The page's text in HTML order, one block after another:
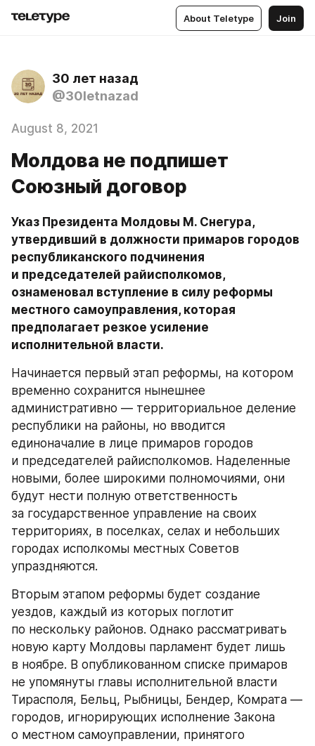
About Teletype Join
30 лет назад
@30letnazad
August 8, 2021
Молдова не подпишет
Союзный договор
Указ Президента Молдовы М. Снегура,
утвердивший в должности примаров городов
республиканского подчинения
и председателей райисполкомов,
ознаменовал вступление в силу реформы
местного самоуправления, которая
предполагает резкое усиление
исполнительной власти.
Начинается первый этап реформы, на котором
временно сохранится нынешнее
административно — территориальное деление
республики на районы, но вводится
единоначалие в лице примаров городов
и председателей райисполкомов. Наделенные
новыми, более широкими полномочиями, они
будут нести полную ответственность
за государственное управление на своих
территориях, в поселках, селах и небольших
городах исполкомы местных Советов
упраздняются.
Вторым этапом реформы будет создание
уездов, каждый из которых поглотит
по нескольку районов. Однако рассматривать
новую карту Молдовы парламент будет лишь
в ноябре. В опубликованном списке примаров
не упомянуты главы исполнительной власти
Тирасполя, Бельц, Рыбницы, Бендер, Комрата —
городов, игнорирующих исполнение Закона
о местном самоуправлении, принятого